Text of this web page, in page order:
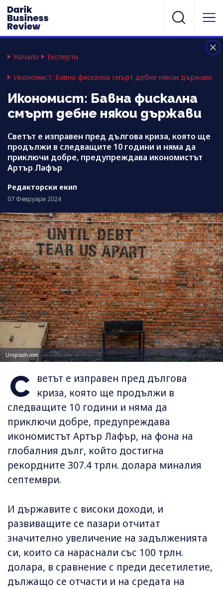
Начало Експерти
Икономист: Бавна фискална смърт дебне някои държави
Икономист: Бавна фискална
смърт дебне някои държави
Светът е изправен пред дългова криза, която ще
продължи в следващите 10 години и няма да
приключи добре, предупреждава икономистът
Артър Лафър
Редакторски екип
07 Февруари 2024
Unsplash.com
С
ветът е изправен пред дългова
криза, която ще продължи в
следващите 10 години и няма да
приключи добре, предупреждава
икономистът Артър Лафър, на фона на
глобалния дълг, който достигна
рекордните 307.4 трлн. долара миналия
септември.
И държавите с високи доходи, и
развиващите се пазари отчитат
значително увеличение на задълженията
си, които са нараснали със 100 трлн.
долара, в сравнение с преди десетилетие,
дължащо се отчасти и на средата на